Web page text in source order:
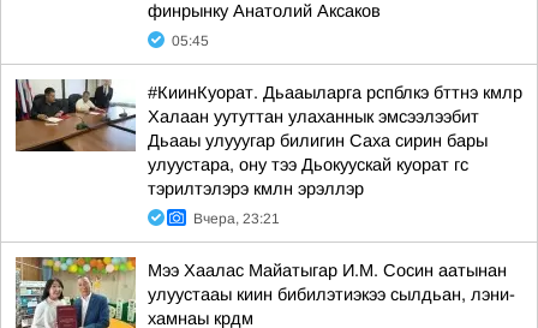
финрынку Анатолий Аксаков
05:45
#КиинКуорат. Дьааыларга рспблкэ бттнэ кмлр
Халаан уутуттан улаханнык эмсээлээбит
Дьааы улууугар билигин Саха сирин бары
улуустара, ону тээ Дьокуускай куорат гс
тэрилтэлэрэ кмлн эрэллэр
Вчера, 23:21
Мээ Хаалас Майатыгар И.М. Сосин аатынан
улуустааы киин бибилэтиэкээ сылдьан, лэни-
хамнаы крдм